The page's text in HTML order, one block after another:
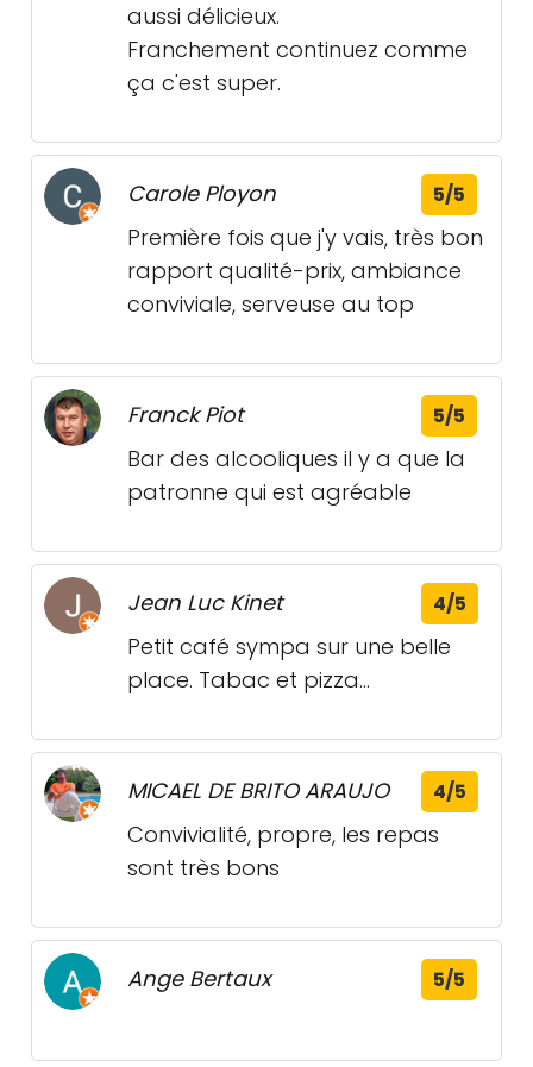
aussi délicieux.
Franchement continuez comme
ça c'est super.
Carole Ployon 5/5
Première fois que j'y vais, très bon
rapport qualité-prix, ambiance
conviviale, serveuse au top
Franck Piot 5/5
Bar des alcooliques il y a que la
patronne qui est agréable
Jean Luc Kinet 4/5
Petit café sympa sur une belle
place. Tabac et pizza...
MICAEL DE BRITO ARAUJO 4/5
Convivialité, propre, les repas
sont très bons
Ange Bertaux 5/5